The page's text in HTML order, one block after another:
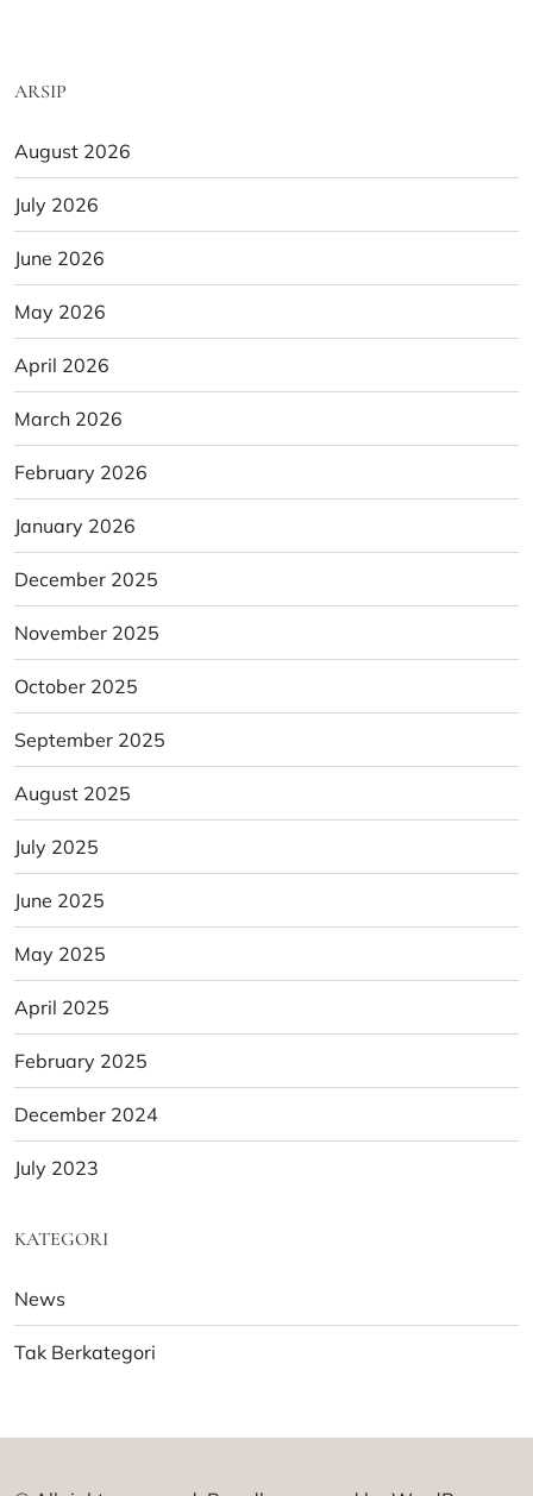
ARSIP
August 2026
July 2026
June 2026
May 2026
April 2026
March 2026
February 2026
January 2026
December 2025
November 2025
October 2025
September 2025
August 2025
July 2025
June 2025
May 2025
April 2025
February 2025
December 2024
July 2023
KATEGORI
News
Tak Berkategori